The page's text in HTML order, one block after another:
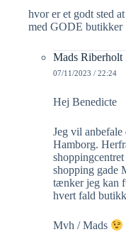
hvor er et godt sted
med GODE butikker
Mads Riberholt
07/11/2023 / 22:24
Hej Benedicte
Jeg vil
Hamborg.
shoppingcentret
shopping gade
tænker jeg kan
hvert fald
Mvh / Mads